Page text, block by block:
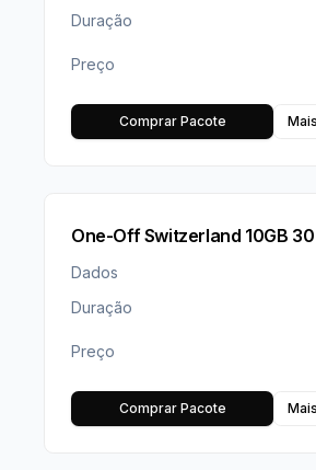
Duração
Preço
Comprar Pacote
One-Off Switzerland 10GB
Dados
Duração
Preço
Comprar Pacote